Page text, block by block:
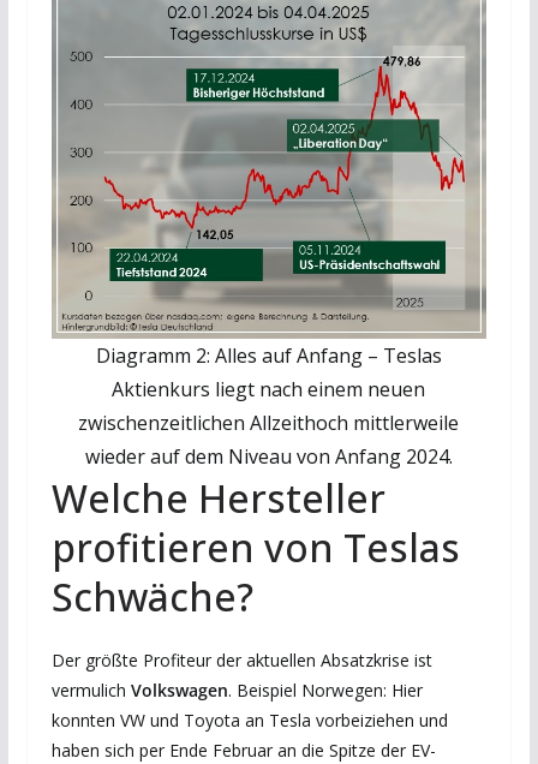
Diagramm 2: Alles auf Anfang – Teslas
Aktienkurs liegt nach einem neuen
zwischenzeitlichen Allzeithoch mittlerweile
wieder auf dem Niveau von Anfang 2024.
Welche Hersteller
profitieren von Teslas
Schwäche?
Der größte Profiteur der aktuellen Absatzkrise ist
vermulich Volkswagen. Beispiel Norwegen: Hier
konnten VW und Toyota an Tesla vorbeiziehen und
haben sich per Ende Februar an die Spitze der EV-